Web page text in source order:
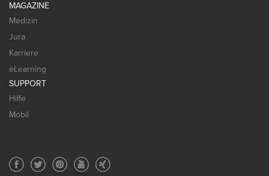
MAGAZINE
Medizin
Jura
Karriere
eLearning
SUPPORT
Hilfe
Mobil